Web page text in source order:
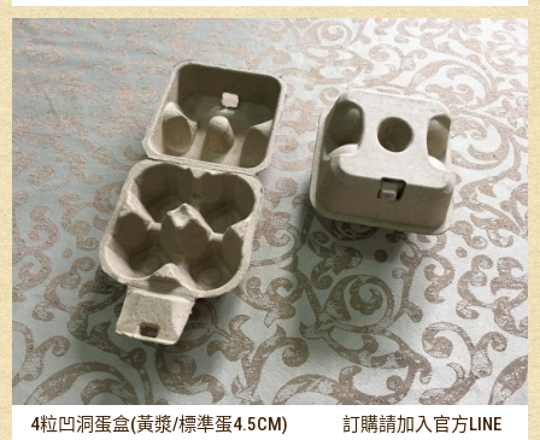
4粒凹洞蛋盒(黃漿/標準蛋4.5CM) 訂購請加入官方LINE